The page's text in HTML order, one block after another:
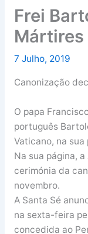
Frei
Mártires
7 Julho, 2019
Canonização
O papa
português
Vaticano, na
Na sua página,
cerimónia da
novembro.
A Santa Sé
na sexta-feira
concedida ao